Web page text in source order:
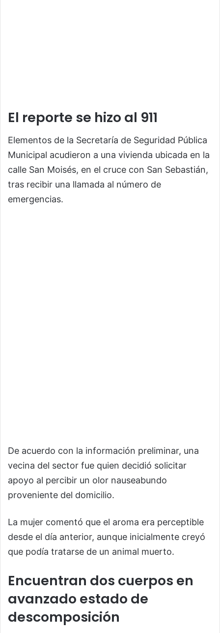
El reporte se hizo al 911
Elementos de la Secretaría de Seguridad Pública
Municipal acudieron a una vivienda ubicada en la
calle San Moisés, en el cruce con San Sebastián,
tras recibir una llamada al número de
emergencias.
De acuerdo con la información preliminar, una
vecina del sector fue quien decidió solicitar
apoyo al percibir un olor nauseabundo
proveniente del domicilio.
La mujer comentó que el aroma era perceptible
desde el día anterior, aunque inicialmente creyó
que podía tratarse de un animal muerto.
Encuentran dos cuerpos en
avanzado estado de
descomposición